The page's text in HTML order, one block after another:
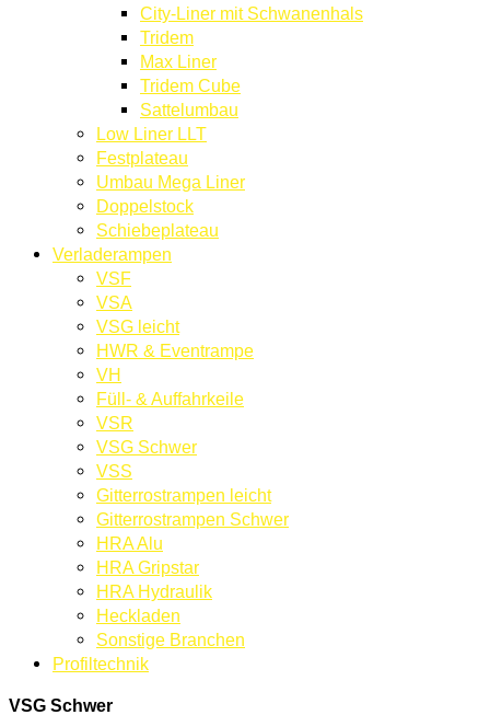
City-Liner mit Schwanenhals
Tridem
Max Liner
Tridem Cube
Sattelumbau
Low Liner LLT
Festplateau
Umbau Mega Liner
Doppelstock
Schiebeplateau
Verladerampen
VSF
VSA
VSG leicht
HWR & Eventrampe
VH
Füll- & Auffahrkeile
VSR
VSG Schwer
VSS
Gitterrostrampen leicht
Gitterrostrampen Schwer
HRA Alu
HRA Gripstar
HRA Hydraulik
Heckladen
Sonstige Branchen
Profiltechnik
VSG Schwer